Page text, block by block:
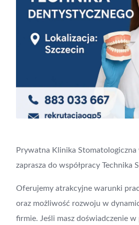
Prywatna Klinika Stomatologiczna
zaprasza do współpracy Technika
Oferujemy atrakcyjne warunki
oraz możliwość rozwoju w
firmie. Jeśli masz doświadczenie w